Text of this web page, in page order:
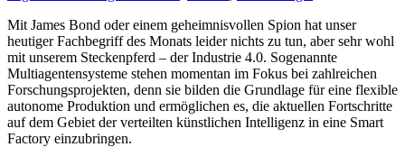
Mit James Bond oder einem geheimnisvollen Spion hat unser
heutiger Fachbegriff des Monats leider nichts zu tun, aber sehr wohl
mit unserem Steckenpferd – der Industrie 4.0. Sogenannte
Multiagentensysteme stehen momentan im Fokus bei zahlreichen
Forschungsprojekten, denn sie bilden die Grundlage für eine flexible
autonome Produktion und ermöglichen es, die aktuellen Fortschritte
auf dem Gebiet der verteilten künstlichen Intelligenz in eine Smart
Factory einzubringen.